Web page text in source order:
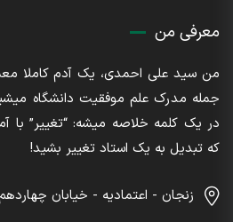
معرفی من
من سید علی احمدی، یک آدم کاملا
جمله مدرک علم موفقیت دانشگاه
در یک کلمه خلاصه میشه: “تغییر”
که تبدیل به یک استاد تغییر بشید!
زنجان - اعتمادیه - خیابان چهاردهم